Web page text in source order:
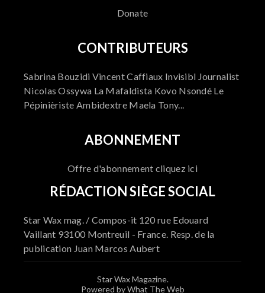
Donate
CONTRIBUTEURS
Sabrina Bouzidi Vincent Caffiaux Invisibl Journalist
Nicolas Ossywa La Mafaldista Kovo Nsondé Le
Pépinièriste Ambidextre Maela Tony...
ABONNEMENT
Offre d'abonnement cliquez ici
RÉDACTION SIÈGE SOCIAL
Star Wax mag. / Compos-it 120 rue Edouard
Vaillant 93100 Montreuil - France. Resp. de la
publication Juan Marcos Aubert
Star Wax Magazine.
Powered by What The Web